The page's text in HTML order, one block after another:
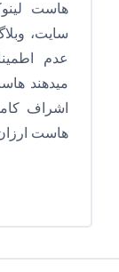
هاست
سایت،
عدم
میدهند
اشراف
هاست